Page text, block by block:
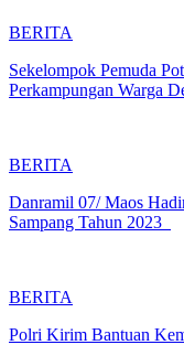
BERITA
Sekelompok Pemuda
Perkampungan Warga
BERITA
Danramil 07/ Maos
Sampang Tahun 2023
BERITA
Polri Kirim Bantuan